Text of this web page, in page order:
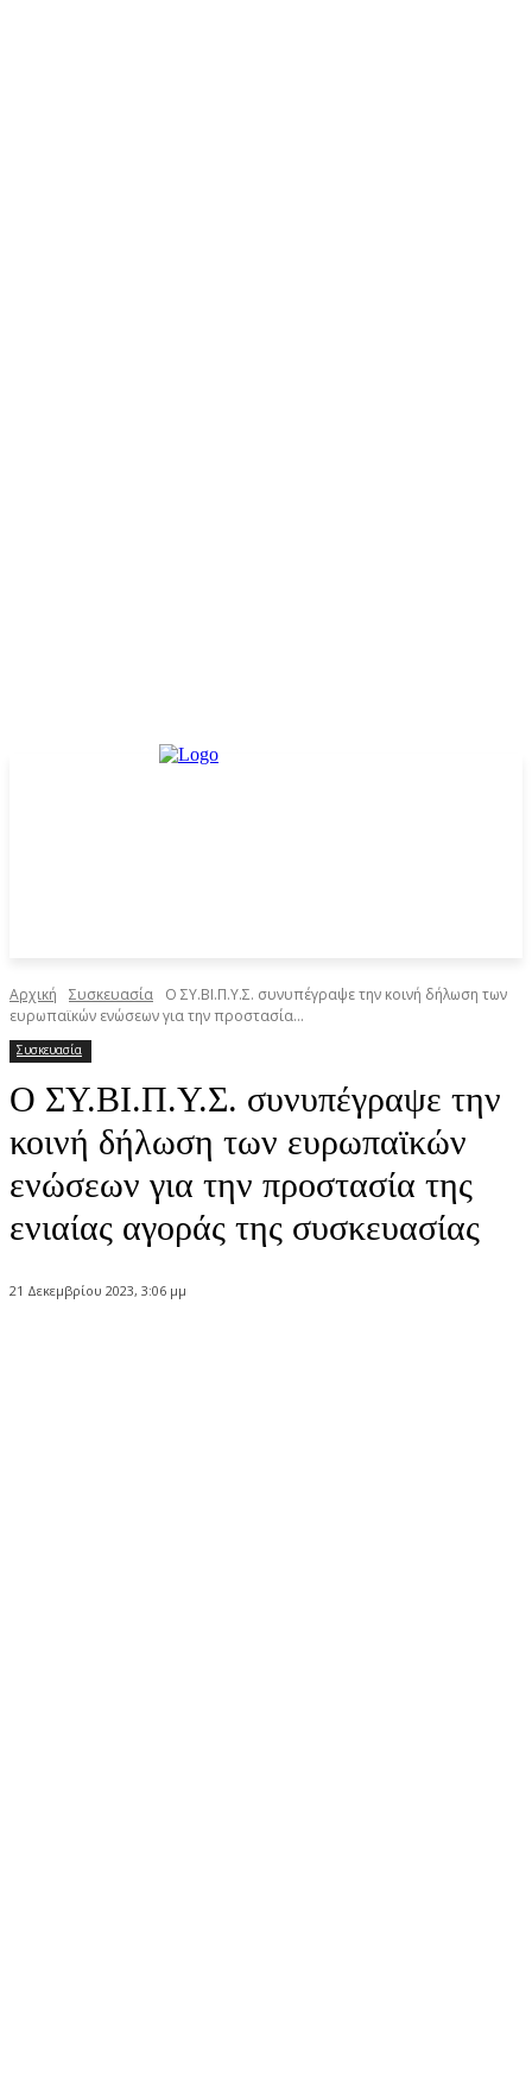
Αρχική Συσκευασία
Ο ΣΥ.ΒΙ.Π.Υ.Σ. συνυπέγραψε την κοινή δήλωση των
ευρωπαϊκών ενώσεων για την προστασία...
Συσκευασία
Ο ΣΥ.ΒΙ.Π.Υ.Σ. συνυπέγραψε την
κοινή δήλωση των ευρωπαϊκών
ενώσεων για την προστασία της
ενιαίας αγοράς της συσκευασίας
21 Δεκεμβρίου 2023, 3:06 μμ